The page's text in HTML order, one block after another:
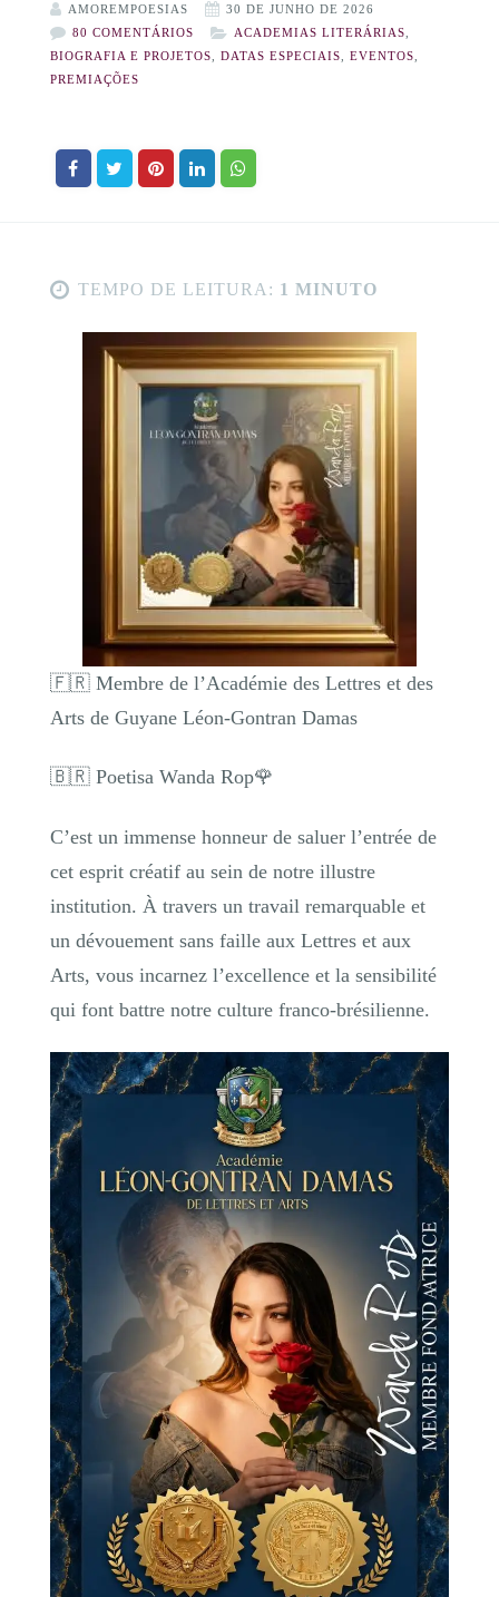
AMOREMPOESIAS
30 DE JUNHO DE 2026
80 COMENTÁRIOS
ACADEMIAS LITERÁRIAS
BIOGRAFIA E PROJETOS
DATAS ESPECIAIS EVENTOS
PREMIAÇÕES
TEMPO DE LEITURA: 1 MINUTO
🇫🇷 Membre de l’Académie des Lettres et des
Arts de Guyane Léon-Gontran Damas
🇧🇷 Poetisa Wanda Rop🌹
C’est un immense honneur de saluer l’entrée de
cet esprit créatif au sein de notre illustre
institution. À travers un travail remarquable et
un dévouement sans faille aux Lettres et aux
Arts, vous incarnez l’excellence et la sensibilité
qui font battre notre culture franco-brésilienne.